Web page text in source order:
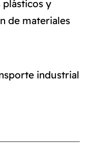
y
de materiales
industrial